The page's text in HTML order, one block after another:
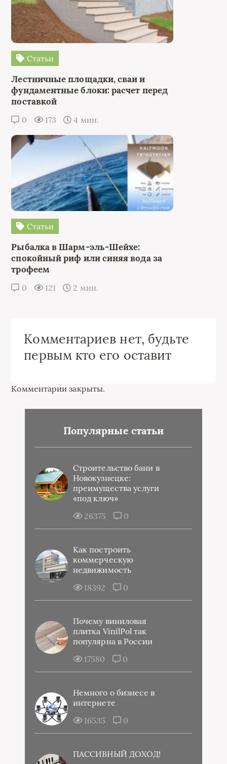
Статьи
Лестничные площадки, сваи и
фундаментные блоки: расчет перед
поставкой
0 173 4 мин.
Статьи
Рыбалка в Шарм-эль-Шейхе:
спокойный риф или синяя вода за
трофеем
0 121 2 мин.
Комментариев нет, будьте
первым кто его оставит
Комментарии закрыты.
Популярные статьи
Строительство бани в
Новокузнецке:
преимущества услуги
«под ключ»
26375
0
Как построить
коммерческую
недвижимость
18392
0
Почему виниловая
плитка VinilPol так
популярна в России
17580
0
Немного о бизнесе в
интернете
16535
0
ПАССИВНЫЙ ДОХОД!